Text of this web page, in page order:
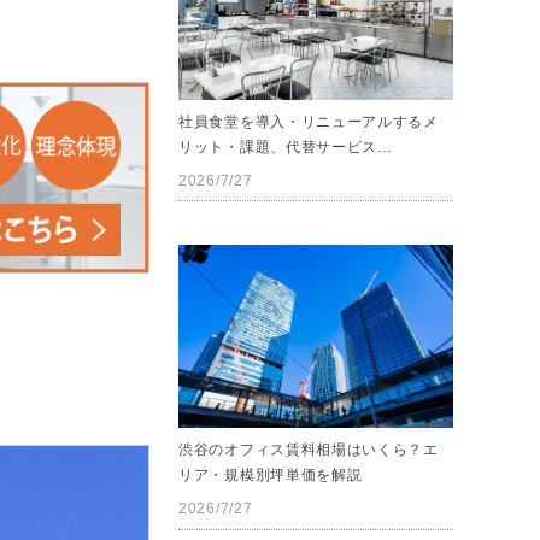
社員食堂を導入・リニューアルするメ
リット・課題、代替サービス…
2026/7/27
渋谷のオフィス賃料相場はいくら？エ
リア・規模別坪単価を解説
2026/7/27